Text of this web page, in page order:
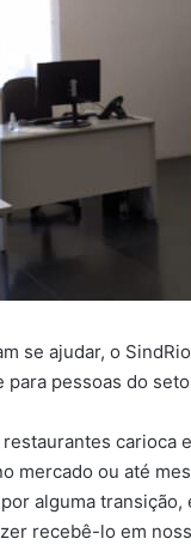
se ajudar, o
pessoas do
carioca
mercado ou até
alguma
recebê-lo em